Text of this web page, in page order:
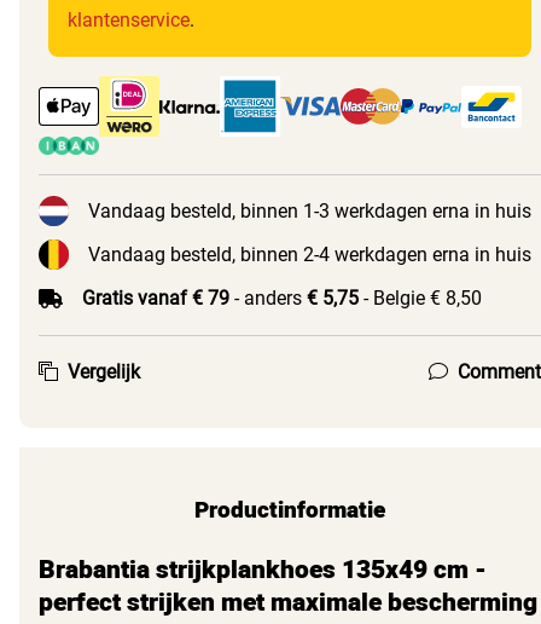
klantenservice.
Vandaag besteld, binnen 1-3 werkdagen erna in huis
Vandaag besteld, binnen 2-4 werkdagen erna in huis
Gratis vanaf € 79 - anders € 5,75 - Belgie € 8,50
Vergelijk Comment
Productinformatie
Brabantia strijkplankhoes 135x49 cm -
perfect strijken met maximale bescherming